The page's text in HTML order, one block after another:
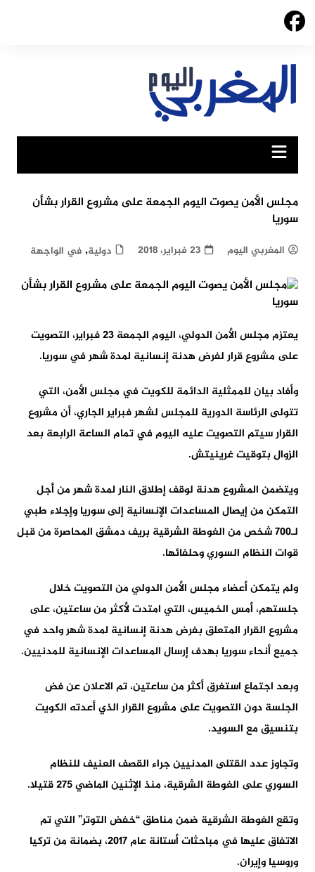
Skip
مجلس الأمن يصوت اليوم الجمعة على مشروع القرار بشأن
سوريا
المغربي اليوم 23 فبراير، 2018 دولية, في الواجهة
يعتزم مجلس الأمن الدولي، اليوم الجمعة 23 فبراير، التصويت
على مشروع قرار لفرض هدنة إنسانية لمدة شهر في سوريا.
وأفاد بيان للممثلية الدائمة للكويت في مجلس الأمن، التي
تتولى الرئاسة الدورية للمجلس لشهر فبراير الجاري، أن مشروع
القرار سيتم التصويت عليه اليوم في تمام الساعة الرابعة بعد
الزوال بتوقيت غرينيتش.
ويتضمن المشروع هدنة لوقف إطلاق النار لمدة شهر من أجل
التمكن من إيصال المساعدات الإنسانية إلى سوريا وإجلاء طبي
لـ700 شخص من الغوطة الشرقية بريف دمشق المحاصرة من قبل
قوات النظام السوري وحلفائها.
ولم يتمكن أعضاء مجلس الأمن الدولي من التصويت خلال
جلستهم، أمس الخميس، التي امتدت لأكثر من ساعتين، على
مشروع القرار المتعلق بفرض هدنة إنسانية لمدة شهر واحد في
جميع أنحاء سوريا بهدف إرسال المساعدات الإنسانية للمدنيين.
وبعد اجتماع استغرق أكثر من ساعتين، تم الاعلان عن فض
الجلسة دون التصويت على مشروع القرار الذي أعدته الكويت
بتنسيق مع السويد.
وتجاوز عدد القتلى المدنيين جراء القصف العنيف للنظام
السوري على الغوطة الشرقية، منذ الإثنين الماضي 275 قتيلا.
وتقع الغوطة الشرقية ضمن مناطق “خفض التوتر” التي تم
الاتفاق عليها في مباحثات أستانة عام 2017، بضمانة من تركيا
وروسيا وإيران.